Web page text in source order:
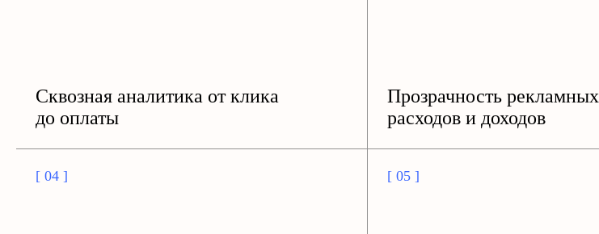
Сквозная аналитика от клика
до оплаты
Прозрачность рекламных
расходов и доходов
[ 04 ] [ 05 ]